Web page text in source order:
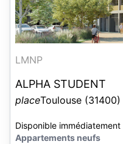
LMNP
ALPHA STUDENT
placeToulouse (31400)
Disponible immédiatement
Appartements neufs